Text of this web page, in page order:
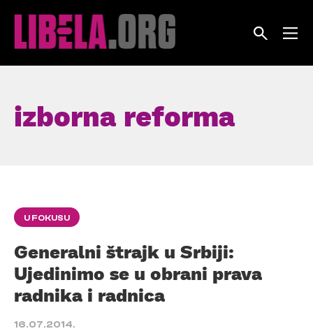
izborna reforma
U FOKUSU
Generalni štrajk u Srbiji:
Ujedinimo se u obrani prava
radnika i radnica
16.07.2014.